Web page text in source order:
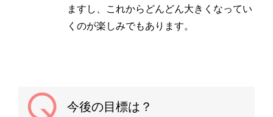
ますし、これからどんどん大きくなってい
くのが楽しみでもあります。
今後の目標は？